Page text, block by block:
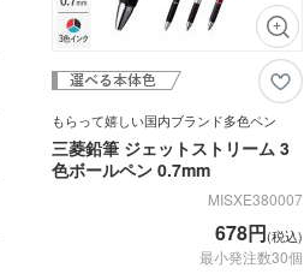
もらって嬉しい国内ブランド多色ペン
三菱鉛筆 ジェットストリーム 3
色ボールペン 0.7mm
MISXE380007
678円(税込)
最小発注数30個